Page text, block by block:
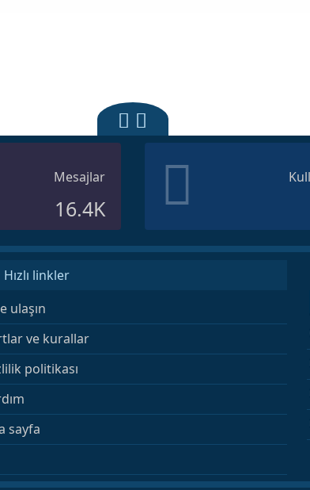
Mesajlar
16.4K
Hızlı linkler
ulaşın
ve kurallar
politikası
sayfa